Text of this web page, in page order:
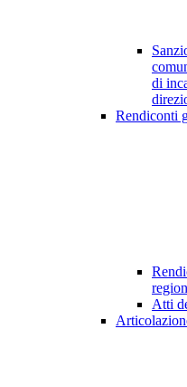
di
Rendiconti
Atti